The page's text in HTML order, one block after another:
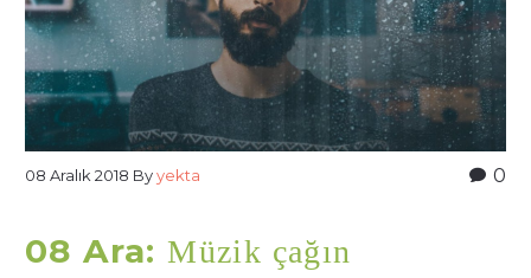
0
08 Aralık 2018 Byyekta
08 Ara:Müzik çağın